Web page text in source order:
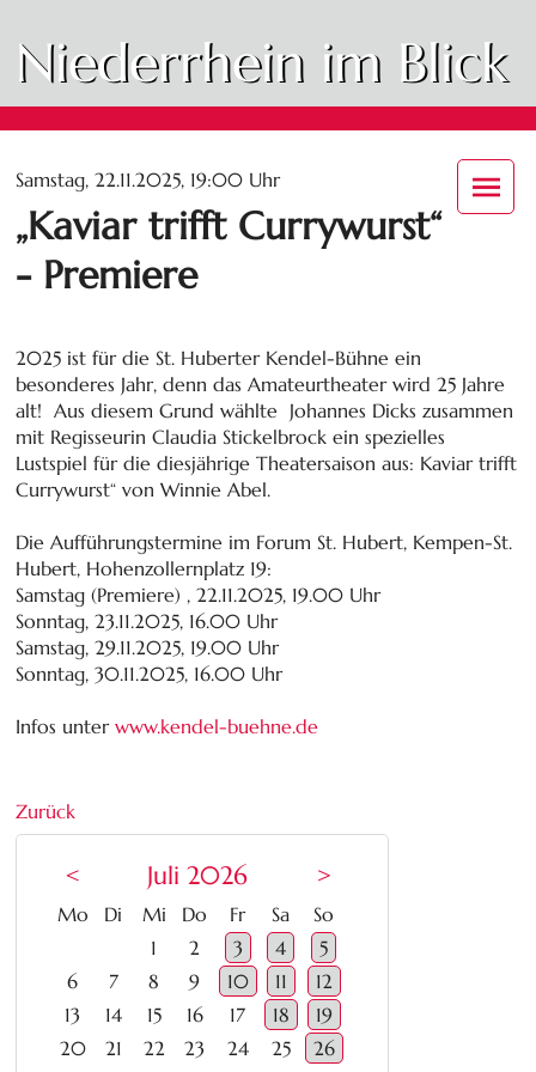
Niederrhein im Blick
Samstag, 22.11.2025, 19:00 Uhr
„Kaviar trifft Currywurst“
- Premiere
2025 ist für die St. Huberter Kendel-Bühne ein
besonderes Jahr, denn das Amateurtheater wird 25 Jahre
alt! Aus diesem Grund wählte Johannes Dicks zusammen
mit Regisseurin Claudia Stickelbrock ein spezielles
Lustspiel für die diesjährige Theatersaison aus: Kaviar trifft
Currywurst“ von Winnie Abel.
Die Aufführungstermine im Forum St. Hubert, Kempen-St.
Hubert, Hohenzollernplatz 19:
Samstag (Premiere) , 22.11.2025, 19.00 Uhr
Sonntag, 23.11.2025, 16.00 Uhr
Samstag, 29.11.2025, 19.00 Uhr
Sonntag, 30.11.2025, 16.00 Uhr
Infos unterwww.kendel-buehne.de
Zurück
< Juli 2026 >
Montag
Di enstag
Mittwoch
Do nnerstag
Freitag
Samstag
So
1
2 3 4
5
6
7 8 9 10 11
12
13
14 15 16 17 18
19
20
21 22 23 24 25
26